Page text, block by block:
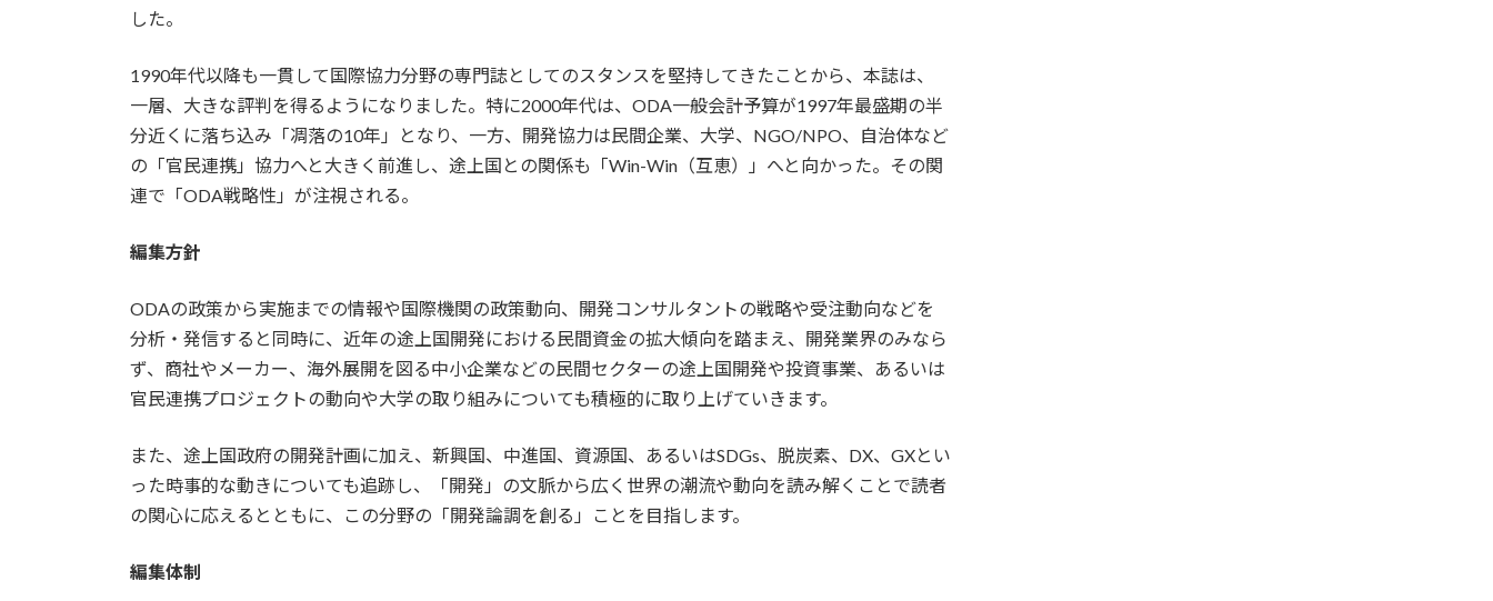
した。
1990年代以降も一貫して国際協力分野の専門誌としてのスタンスを堅持してきたことから、本誌は、
一層、大きな評判を得るようになりました。特に2000年代は、ODA一般会計予算が1997年最盛期の半
分近くに落ち込み「凋落の10年」となり、一方、開発協力は民間企業、大学、NGO/NPO、自治体など
の「官民連携」協力へと大きく前進し、途上国との関係も「Win-Win（互恵）」へと向かった。その関
連で「ODA戦略性」が注視される。
編集方針
ODAの政策から実施までの情報や国際機関の政策動向、開発コンサルタントの戦略や受注動向などを
分析・発信すると同時に、近年の途上国開発における民間資金の拡大傾向を踏まえ、開発業界のみなら
ず、商社やメーカー、海外展開を図る中小企業などの民間セクターの途上国開発や投資事業、あるいは
官民連携プロジェクトの動向や大学の取り組みについても積極的に取り上げていきます。
また、途上国政府の開発計画に加え、新興国、中進国、資源国、あるいはSDGs、脱炭素、DX、GXとい
った時事的な動きについても追跡し、「開発」の文脈から広く世界の潮流や動向を読み解くことで読者
の関心に応えるとともに、この分野の「開発論調を創る」ことを目指します。
編集体制